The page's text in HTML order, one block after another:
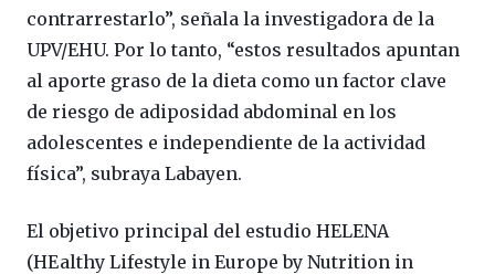
contrarrestarlo”, señala la investigadora de la
UPV/EHU. Por lo tanto, “estos resultados apuntan
al aporte graso de la dieta como un factor clave
de riesgo de adiposidad abdominal en los
adolescentes e independiente de la actividad
física”, subraya Labayen.
El objetivo principal del estudio HELENA
(HEalthy Lifestyle in Europe by Nutrition in